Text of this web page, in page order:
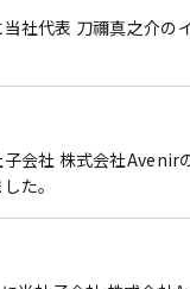
当社代表 刀禰真之介の
子会社 株式会社Avenir
た。